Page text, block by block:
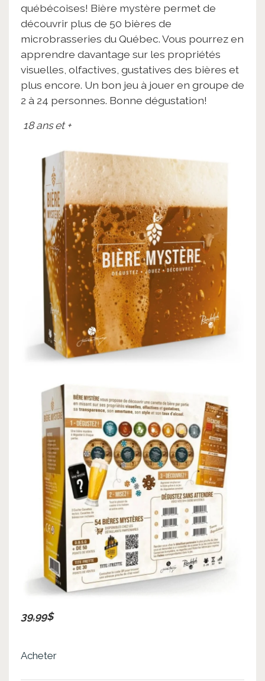
québécoises! Bière mystère permet de
découvrir plus de 50 bières de
microbrasseries du Québec. Vous pourrez en
apprendre davantage sur les propriétés
visuelles, olfactives, gustatives des bières et
plus encore. Un bon jeu à jouer en groupe de
2 à 24 personnes. Bonne dégustation!
18 ans et +
39,99$
Acheter